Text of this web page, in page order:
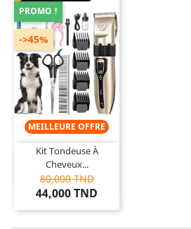
MEILLEURE OFFRE
Kit Tondeuse À
Cheveux...
80,000 TND
44,000 TND
PROMO !
->45%